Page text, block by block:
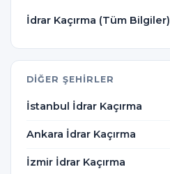
İdrar Kaçırma (Tüm Bilgiler)
DIĞER ŞEHIRLER
İstanbul İdrar Kaçırma
Ankara İdrar Kaçırma
İzmir İdrar Kaçırma